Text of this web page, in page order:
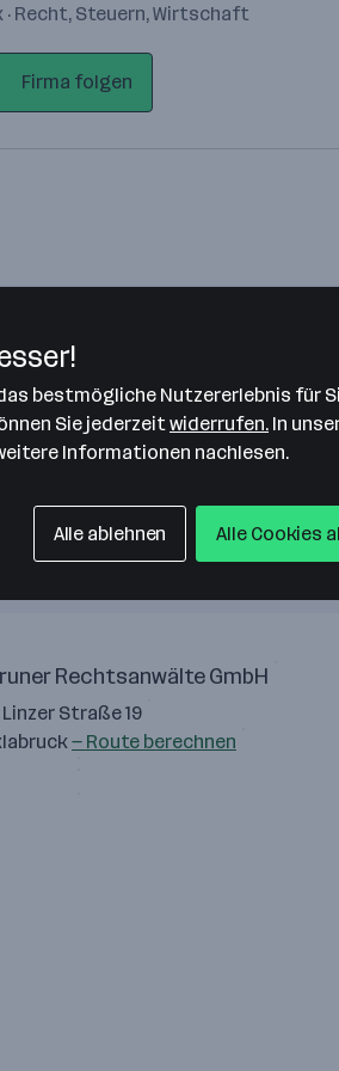
Recht, Steuern, Wirtschaft
Firma folgen
unseren Cookie-
zu, um diese Karte
anzuzeigen.
geben
Rechtsanwälte GmbH
Linzer Straße 19
— Route berechnen
bestmögliche Nutzererlebnis für
Sie jederzeit widerrufen. In
Informationen nachlesen.
Alle ablehnen Alle Cookies